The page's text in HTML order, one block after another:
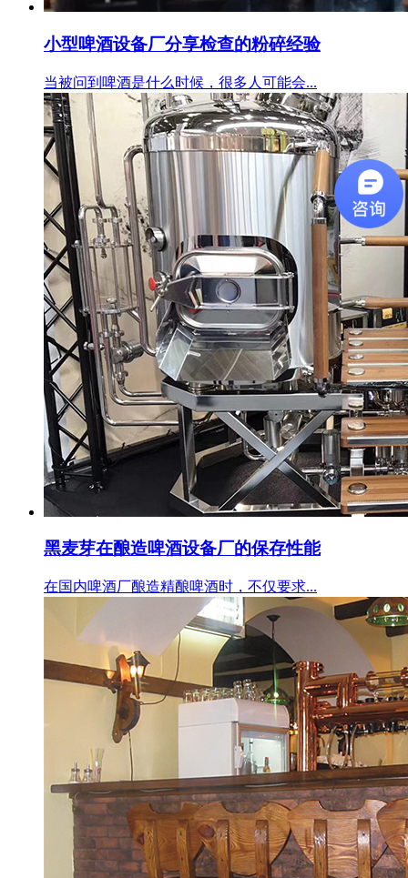
小型啤酒设备厂分享检查的粉碎经验
当被问到啤酒是什么时候，很多人可能会...
黑麦芽在酿造啤酒设备厂的保存性能
在国内啤酒厂酿造精酿啤酒时，不仅要求...